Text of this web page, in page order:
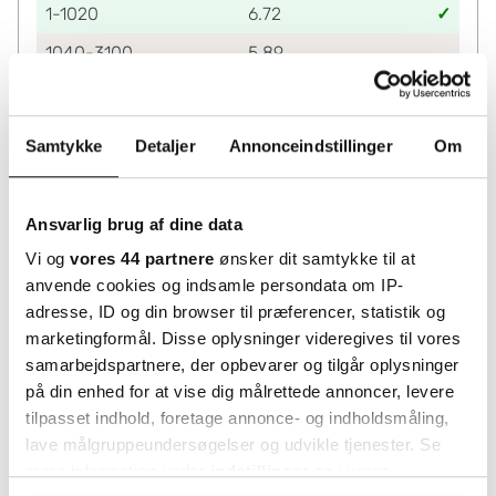
Samtykke Detaljer Annonceindstillinger Om
Ansvarlig brug af dine data
Vi og vores 44 partnere ønsker dit samtykke til at
anvende cookies og indsamle persondata om IP-
adresse, ID og din browser til præferencer, statistik og
marketingformål. Disse oplysninger videregives til vores
samarbejdspartnere, der opbevarer og tilgår oplysninger
på din enhed for at vise dig målrettede annoncer, levere
tilpasset indhold, foretage annonce- og indholdsmåling,
lave målgruppeundersøgelser og udvikle tjenester. Se
1-1020
6.72
1040-3100
5.89